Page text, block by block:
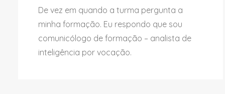
De vez em quando a turma pergunta a
minha formação. Eu respondo que sou
comunicólogo de formação – analista de
inteligência por vocação.